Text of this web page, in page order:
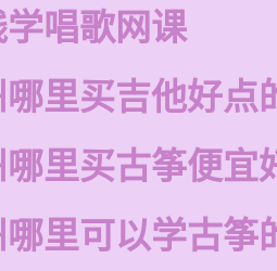
唱歌网课
里买吉他好点
里买古筝便宜
里可以学古筝